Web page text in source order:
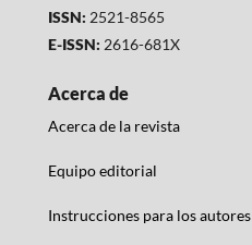
ISSN: 2521-8565
E-ISSN: 2616-681X
Acerca de
Acerca de la revista
Equipo editorial
Instrucciones para los autores